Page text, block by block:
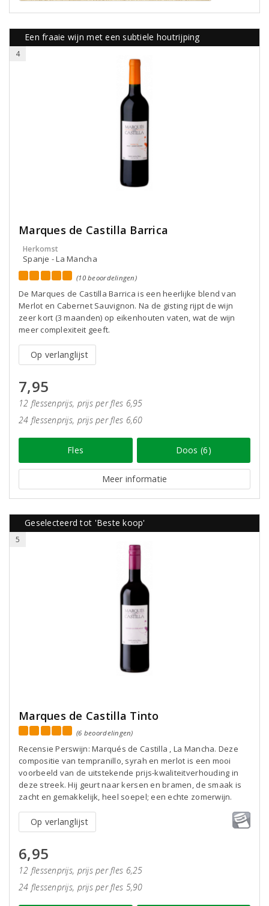
Een fraaie wijn met een subtiele houtrijping
4
Marques de Castilla Barrica
Herkomst
Spanje - La Mancha
(10 beoordelingen)
De Marques de Castilla Barrica is een heerlijke blend van
Merlot en Cabernet Sauvignon. Na de gisting rijpt de wijn
zeer kort (3 maanden) op eikenhouten vaten, wat de wijn
meer complexiteit geeft.
Op verlanglijst
7,95
12 flessenprijs, prijs per fles 6,95
24 flessenprijs, prijs per fles 6,60
Fles Doos (6)
Meer informatie
Geselecteerd tot 'Beste koop'
5
Marques de Castilla Tinto
(6 beoordelingen)
Recensie Perswijn: Marqués de Castilla , La Mancha. Deze
compositie van tempranillo, syrah en merlot is een mooi
voorbeeld van de uitstekende prijs-kwaliteitverhouding in
deze streek. Hij geurt naar kersen en bramen, de smaak is
zacht en gemakkelijk, heel soepel; een echte zomerwijn.
Op verlanglijst
6,95
12 flessenprijs, prijs per fles 6,25
24 flessenprijs, prijs per fles 5,90